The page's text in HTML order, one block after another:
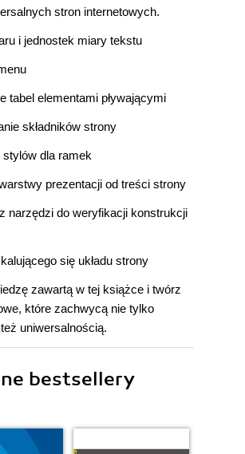
stron internetowych.
i jednostek miary tekstu
tabel elementami pływającymi
składników strony
stylów dla ramek
prezentacji od treści strony
narzędzi do weryfikacji konstrukcji
się układu strony
zawartą w tej książce i twórz
które zachwycą nie tylko
uniwersalnością.
bestsellery